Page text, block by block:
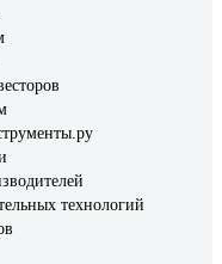
технологий